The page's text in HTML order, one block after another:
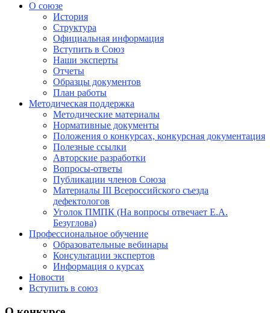
О союзе
История
Структура
Официальная информация
Вступить в Союз
Наши эксперты
Отчеты
Образцы документов
План работы
Методическая поддержка
Методические материалы
Нормативные документы
Положения о конкурсах, конкурсная документация
Полезные ссылки
Авторские разработки
Вопросы-ответы
Публикации членов Союза
Материалы III Всероссийского съезда
дефектологов
Уголок ПМПК (На вопросы отвечает Е.А.
Безуглова)
Профессиональное обучение
Образовательные вебинары
Консультации экспертов
Информация о курсах
Новости
Вступить в союз